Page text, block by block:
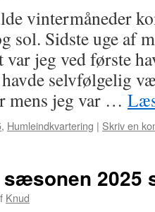
vintermåneder
sol. Sidste uge af
jeg ved første
selvfølgelig
mens jeg var …
, Humleindkvartering | Skriv en
2025
Knud